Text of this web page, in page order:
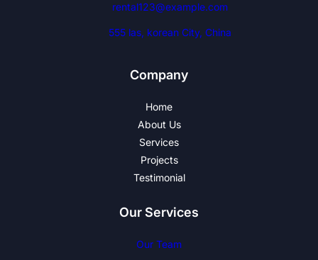
rental123@example.com
555 las, korean City, China
Company
Home
About Us
Services
Projects
Testimonial
Our Services
Our Team